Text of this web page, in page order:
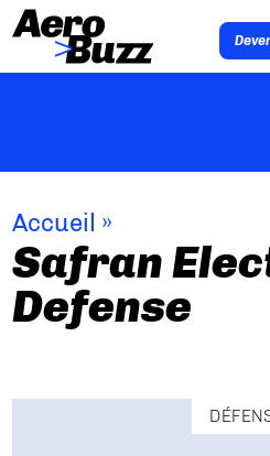
Accueil »
Safran
Defense